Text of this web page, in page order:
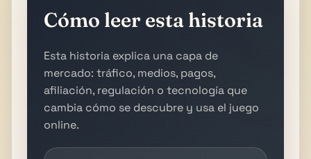
Cómo leer esta historia
Esta historia explica una capa de
mercado: tráfico, medios, pagos,
afiliación, regulación o tecnología que
cambia cómo se descubre y usa el juego
online.